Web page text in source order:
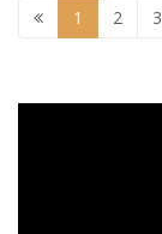
1 2 3